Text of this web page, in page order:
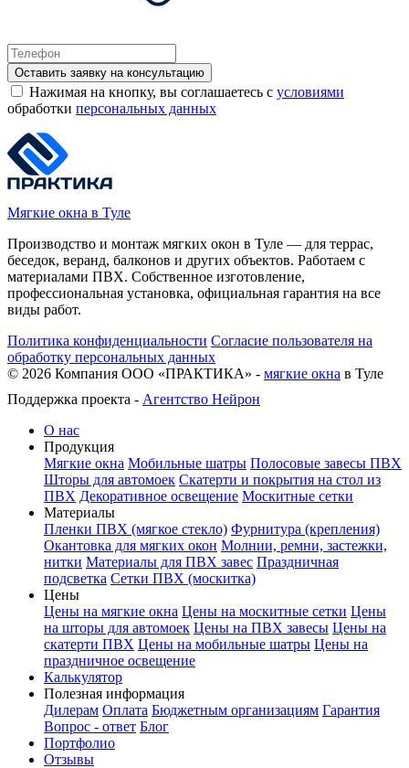
Оставить заявку на консультацию
Нажимая на кнопку, вы соглашаетесь с условиями
обработки персональных данных
Мягкие окна в Туле
Производство и монтаж мягких окон в Туле — для террас,
беседок, веранд, балконов и других объектов. Работаем с
материалами ПВХ. Собственное изготовление,
профессиональная установка, официальная гарантия на все
виды работ.
Политика конфиденциальности Согласие пользователя на
обработку персональных данных
© 2026 Компания ООО «ПРАКТИКА» - мягкие окна в Туле
Поддержка проекта - Агентство Нейрон
О нас
Продукция
Мягкие окна Мобильные шатры Полосовые завесы ПВХ
Шторы для автомоек Скатерти и покрытия на стол из
ПВХ Декоративное освещение Москитные сетки
Материалы
Пленки ПВХ (мягкое стекло) Фурнитура (крепления)
Окантовка для мягких окон Молнии, ремни, застежки,
нитки Материалы для ПВХ завес Праздничная
подсветка Сетки ПВХ (москитка)
Цены
Цены на мягкие окна Цены на москитные сетки Цены
на шторы для автомоек Цены на ПВХ завесы Цены на
скатерти ПВХ Цены на мобильные шатры Цены на
праздничное освещение
Калькулятор
Полезная информация
Дилерам Оплата Бюджетным организациям Гарантия
Вопрос - ответ Блог
Портфолио
Отзывы